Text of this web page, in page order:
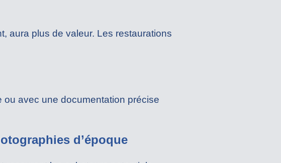
aura plus de valeur. Les restaurations
ou avec une documentation précise
d’époque